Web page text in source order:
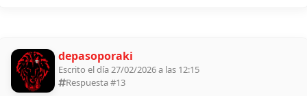
depasoporaki
Escrito el día 27/02/2026 a las 12:15
Respuesta #13